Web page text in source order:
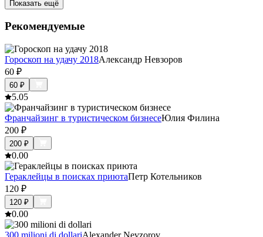
Показать ещё
Рекомендуемые
Гороскоп на удачу 2018Александр Невзоров
60 ₽
60 ₽
5.05
Франчайзинг в туристическом бизнесеЮлия Филина
200 ₽
200 ₽
0.00
Гераклейцы в поисках приютаПетр Котельников
120 ₽
120 ₽
0.00
300 milioni di dollariAlexander Nevzorov